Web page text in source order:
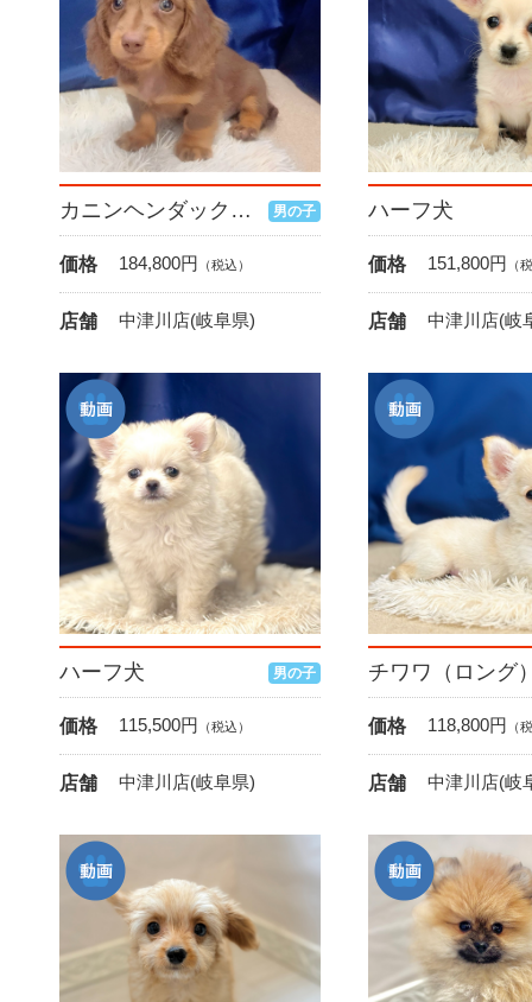
カニンヘンダックスフンド 男の子
価格 184,800円 （税込）
店舗 中津川店(岐阜県)
ハーフ犬
価格 151,800円 （
店舗 中津川店(岐
ハーフ犬 男の子
価格 115,500円 （税込）
店舗 中津川店(岐阜県)
チワワ（ロング
価格 118,800円 （
店舗 中津川店(岐